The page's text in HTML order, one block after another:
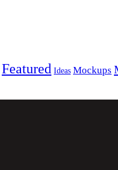
Featured Ideas Mockups